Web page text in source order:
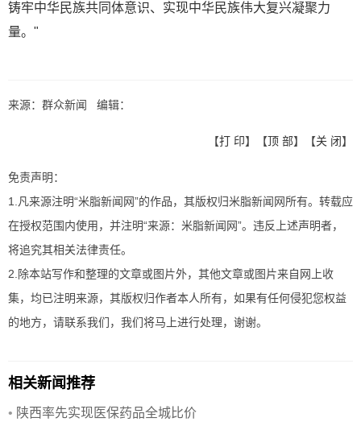
铸牢中华民族共同体意识、实现中华民族伟大复兴凝聚力
量。"
来源：群众新闻 编辑：
【打 印】【顶 部】【关 闭】
免责声明：
1.凡来源注明“米脂新闻网”的作品，其版权归米脂新闻网所有。转载应
在授权范围内使用，并注明“来源：米脂新闻网”。违反上述声明者，
将追究其相关法律责任。
2.除本站写作和整理的文章或图片外，其他文章或图片来自网上收
集，均已注明来源，其版权归作者本人所有，如果有任何侵犯您权益
的地方，请联系我们，我们将马上进行处理，谢谢。
相关新闻推荐
• 陕西率先实现医保药品全城比价